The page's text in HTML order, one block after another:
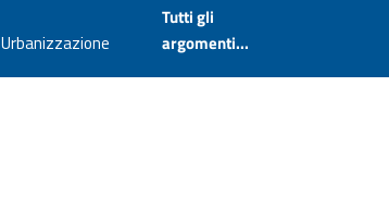
Urbanizzazione
Tutti gli
argomenti...